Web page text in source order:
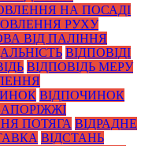
НА ПОСАДІ
РУХУ
ВІД ПАЛІННЯ
ВІДПОВІДІ
ВІДПОВІДЬ МЕРУ
ВІДПОЧИНОК
ПОТЯГА ВІДРАДНЕ
ВІДСТАНЬ